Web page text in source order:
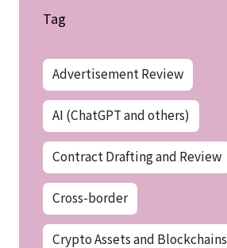
Tag
Advertisement Review
AI (ChatGPT and others)
Contract Drafting and Review
Cross-border
Crypto Assets and Blockchains